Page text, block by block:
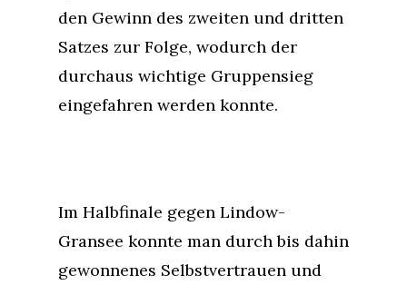
den Gewinn des zweiten und dritten
Satzes zur Folge, wodurch der
durchaus wichtige Gruppensieg
eingefahren werden konnte.
Im Halbfinale gegen Lindow-
Gransee konnte man durch bis dahin
gewonnenes Selbstvertrauen und